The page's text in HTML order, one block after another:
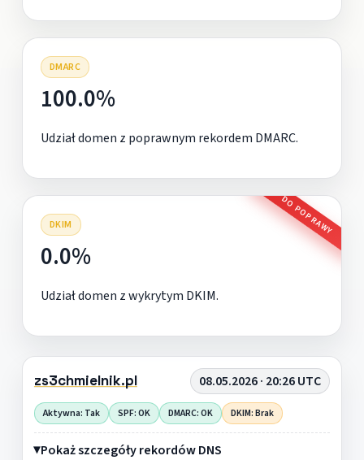
DMARC
100.0%
Udział domen z poprawnym rekordem DMARC.
DKIM DO POPRAWY
0.0%
Udział domen z wykrytym DKIM.
zs3chmielnik.pl 08.05.2026 · 20:26 UTC
Aktywna: Tak SPF: OK DMARC: OK DKIM: Brak
Pokaż szczegóły rekordów DNS